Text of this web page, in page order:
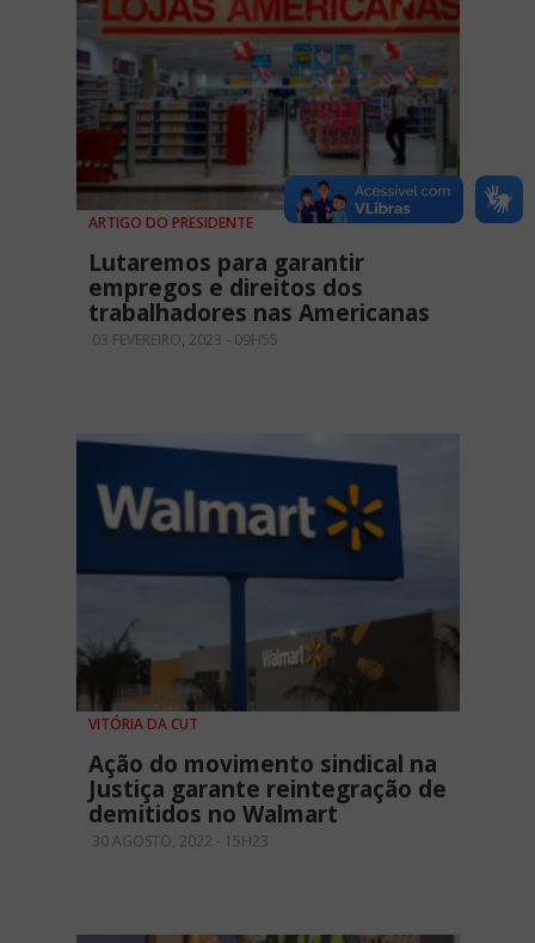
ARTIGO DO PRESIDENTE
Lutaremos para garantir
empregos e direitos dos
trabalhadores nas Americanas
03 FEVEREIRO, 2023 - 09H55
VITÓRIA DA CUT
Ação do movimento sindical na
Justiça garante reintegração de
demitidos no Walmart
30 AGOSTO, 2022 - 15H23